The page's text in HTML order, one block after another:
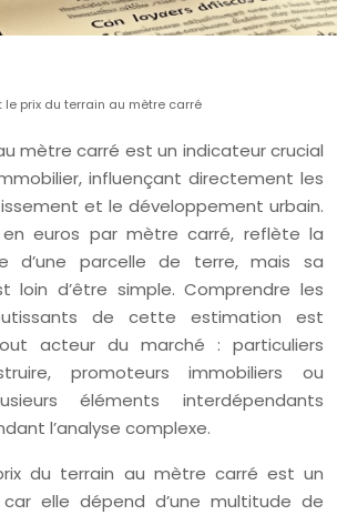
prix du terrain au mètre carré
mètre carré est un indicateur crucial
influençant directement les
et le développement urbain.
en euros par mètre carré, reflète la
d’une parcelle de terre, mais sa
loin d’être simple. Comprendre les
de cette estimation est
acteur du marché : particuliers
promoteurs immobiliers ou
éléments interdépendants
l’analyse complexe.
du terrain au mètre carré est un
elle dépend d’une multitude de